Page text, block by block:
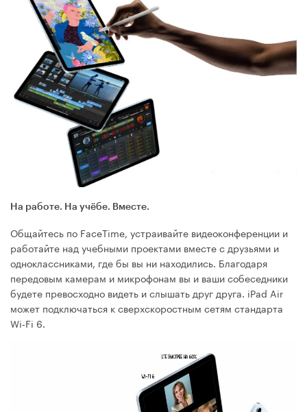
На работе. На учёбе. Вместе.
Общайтесь по FaceTime, устраивайте видеоконференции и
работайте над учебными проектами вместе с друзьями и
однокласс­никами, где бы вы ни находились. Благодаря
передовым камерам и микрофонам вы и ваши собеседники
будете превосходно видеть и слышать друг друга. iPad Air
может подключаться к сверх­скоростным сетям стандарта
Wi‑Fi 6.